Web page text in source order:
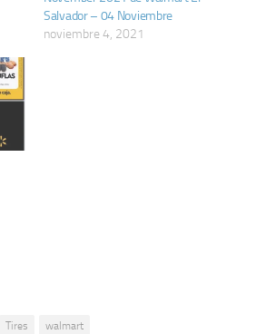
Salvador – 04 Noviembre
noviembre 4, 2021
Tires walmart